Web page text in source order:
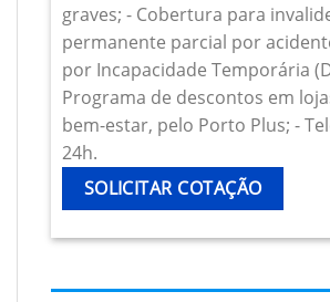
graves; - Cobertura para
permanente parcial por
por Incapacidade Temporária
Programa de descontos em
bem-estar, pelo Porto Plus; -
24h.
SOLICITAR COTAÇÃO